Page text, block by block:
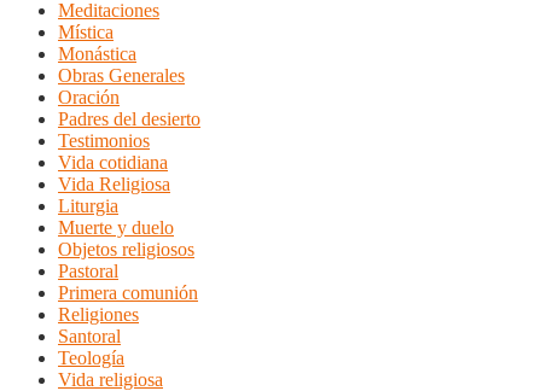
Meditaciones
Mística
Monástica
Obras Generales
Oración
Padres del desierto
Testimonios
Vida cotidiana
Vida Religiosa
Liturgia
Muerte y duelo
Objetos religiosos
Pastoral
Primera comunión
Religiones
Santoral
Teología
Vida religiosa